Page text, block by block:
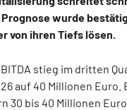
wurde
von ihren Tiefs lösen.
stieg im dritten
auf 40 Millionen Euro.
30 bis 40 Millionen